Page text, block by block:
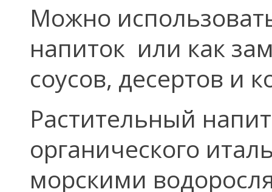
Можно
напиток или как
соусов, десертов и
Растительный
органического
морскими